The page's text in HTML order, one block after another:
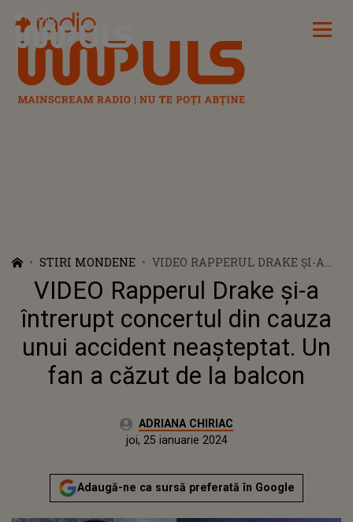
Radio Impuls
STIRI MONDENE
VIDEO RAPPERUL DRAKE ȘI-A
ÎNTRERUPT CONCERTUL DIN
CAUZA UNUI ACCIDENT
NEAȘTEPTAT. UN FAN A CĂZUT
DE LA BALCON
VIDEO Rapperul Drake și-a
întrerupt concertul din cauza
unui accident neașteptat. Un
fan a căzut de la balcon
Autor:ADRIANA CHIRIAC
miercuri, 25 ianuarie 2023Actualizat:
joi, 25 ianuarie 2024
Adaugă-ne ca sursă preferată în Google